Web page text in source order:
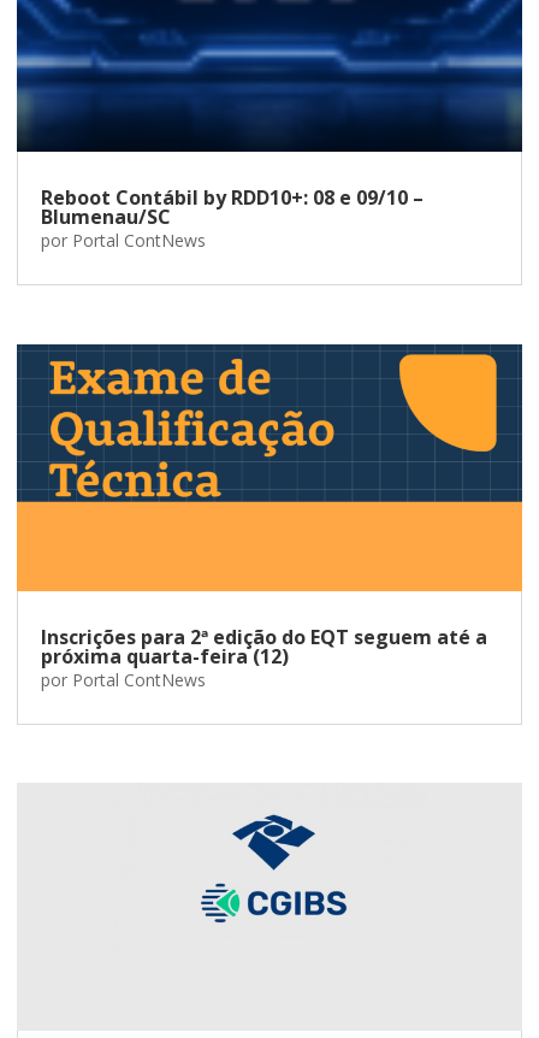
Reboot Contábil by RDD10+: 08 e 09/10 –
Blumenau/SC
por Portal ContNews
Inscrições para 2ª edição do EQT seguem até a
próxima quarta-feira (12)
por Portal ContNews